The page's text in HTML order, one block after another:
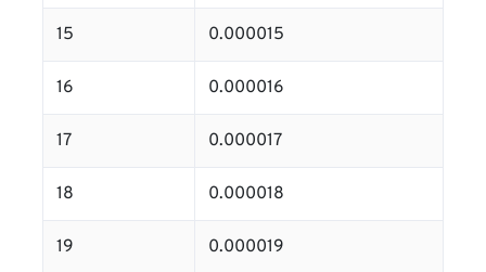
15 0.000015
16 0.000016
17 0.000017
18 0.000018
19 0.000019